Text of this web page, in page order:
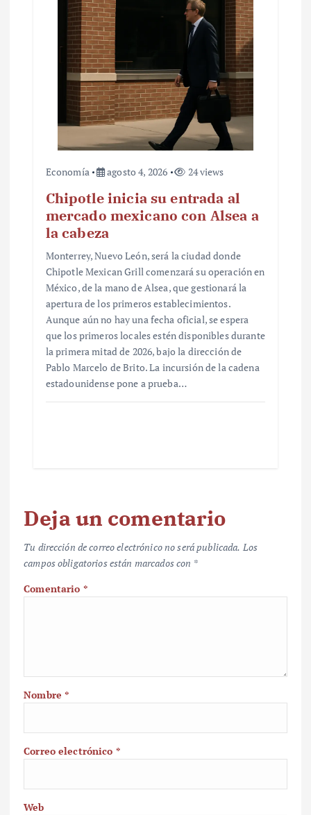
Economía agosto 4, 2026 24 views
Chipotle inicia su entrada al
mercado mexicano con Alsea a
la cabeza
Monterrey, Nuevo León, será la ciudad donde
Chipotle Mexican Grill comenzará su operación en
México, de la mano de Alsea, que gestionará la
apertura de los primeros establecimientos.
Aunque aún no hay una fecha oficial, se espera
que los primeros locales estén disponibles durante
la primera mitad de 2026, bajo la dirección de
Pablo Marcelo de Brito. La incursión de la cadena
estadounidense pone a prueba…
Deja un comentario
Tu dirección de correo electrónico no será publicada. Los
campos obligatorios están marcados con *
Comentario *
Nombre*
Correo electrónico *
Web